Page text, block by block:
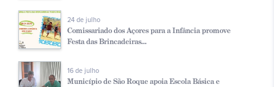
24 de julho
Comissariado dos Açores para a Infância promove
Festa das Brincadeiras...
16 de julho
Município de São Roque apoia Escola Básica e